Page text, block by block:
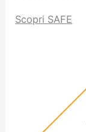
Scopri SAFE